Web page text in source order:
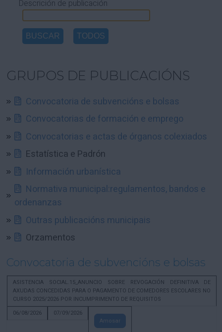
AXUDA
Descrición de publicación
GRUPOS DE PUBLICACIÓNS
Convocatoria de subvencións e bolsas
Convocatorias de formación e emprego
Convocatorias e actas de órganos colexiados
Estatística e Padrón
Información urbanística
Normativa municipal:regulamentos, bandos e
ordenanzas
Outras publicacións municipais
Orzamentos
Convocatoria de subvencións e bolsas
ASISTENCIA SOCIAL.15_ANUNCIO SOBRE REVOGACIÓN DEFINITIVA DE
AXUDAS CONCEDIDAS PARA O PAGAMENTO DE COMEDORES ESCOLARES NO
CURSO 2025/2026 POR INCUMPRIMENTO DE REQUISITOS
06/08/2026
07/09/2026
Amosar